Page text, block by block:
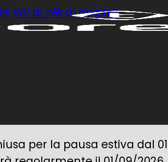
Vai al piè di pagina
per la pausa estiva dal